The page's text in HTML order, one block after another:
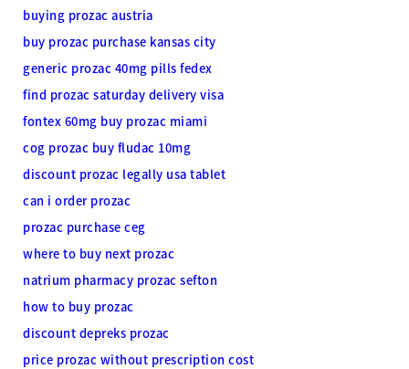
buying prozac austria
buy prozac purchase kansas city
generic prozac 40mg pills fedex
find prozac saturday delivery visa
fontex 60mg buy prozac miami
cog prozac buy fludac 10mg
discount prozac legally usa tablet
can i order prozac
prozac purchase ceg
where to buy next prozac
natrium pharmacy prozac sefton
how to buy prozac
discount depreks prozac
price prozac without prescription cost